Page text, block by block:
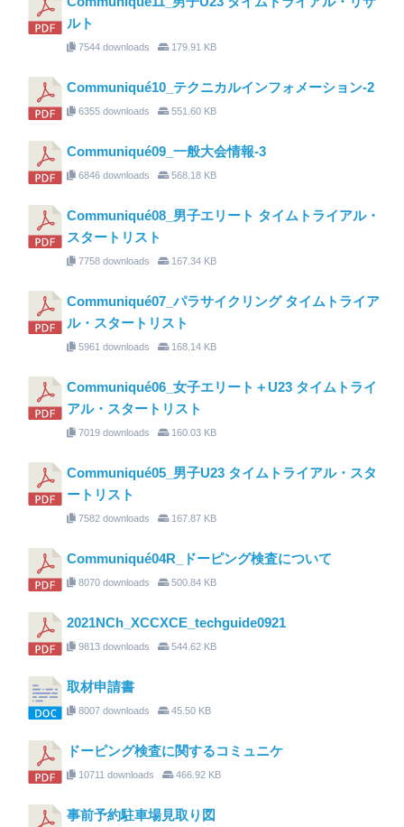
ルト
7544 downloads 179.91 KB
Communiqué10_テクニカルインフォメーション-2
6355 downloads 551.60 KB
Communiqué09_一般大会情報-3
6846 downloads 568.18 KB
Communiqué08_男子エリート タイムトライアル・
スタートリスト
7758 downloads 167.34 KB
Communiqué07_パラサイクリング タイムトライア
ル・スタートリスト
5961 downloads 168.14 KB
Communiqué06_女子エリート＋U23 タイムトライ
アル・スタートリスト
7019 downloads 160.03 KB
Communiqué05_男子U23 タイムトライアル・スタ
ートリスト
7582 downloads 167.87 KB
Communiqué04R_ドーピング検査について
8070 downloads 500.84 KB
2021NCh_XCCXCE_techguide0921
9813 downloads 544.62 KB
取材申請書
8007 downloads 45.50 KB
ドーピング検査に関するコミュニケ
10711 downloads 466.92 KB
事前予約駐車場見取り図